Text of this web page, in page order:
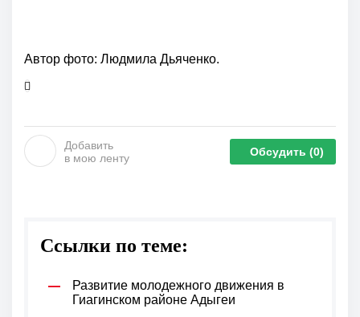
Автор фото: Людмила Дьяченко.
Добавить
в мою ленту
Обсудить (0)
Ссылки по теме:
Развитие молодежного движения в
Гиагинском районе Адыгеи